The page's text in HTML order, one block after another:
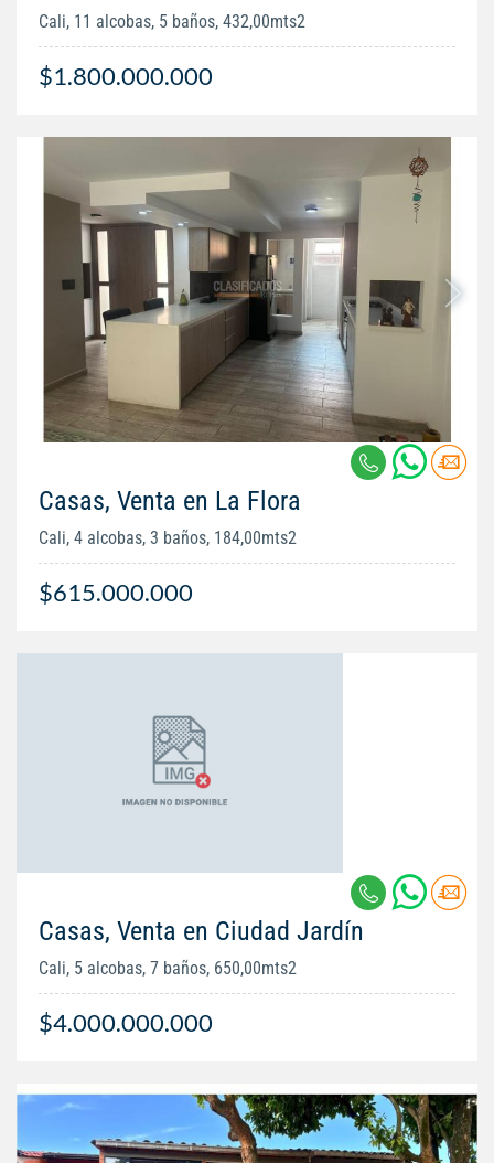
Cali, 11 alcobas, 5 baños, 432,00mts2
$1.800.000.000
Casas, Venta en La Flora
Cali, 4 alcobas, 3 baños, 184,00mts2
$615.000.000
Casas, Venta en Ciudad Jardín
Cali, 5 alcobas, 7 baños, 650,00mts2
$4.000.000.000